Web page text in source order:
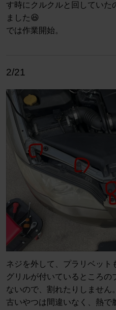
す時にクルクルと回していた
ました😆
では作業開始。
2/21
ネジを外して、プラリベット
グリルが付いているところの
ないので、割れたりしません。
古いやつは間違いなく、熱で